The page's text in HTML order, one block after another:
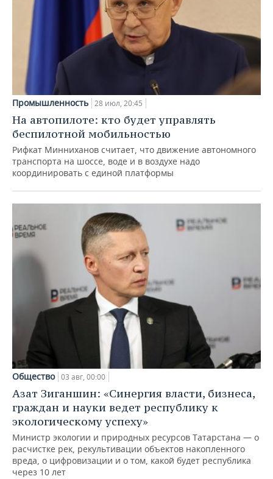
Промышленность 28 июл, 20:45
На автопилоте: кто будет управлять
беспилотной мобильностью
Рифкат Минниханов считает, что движение автономного
транспорта на шоссе, воде и в воздухе надо
координировать с единой платформы
Общество 03 авг, 00:00
Азат Зиганшин: «Синергия власти, бизнеса,
граждан и науки ведет республику к
экологическому успеху»
Министр экологии и природных ресурсов Татарстана — о
расчистке рек, рекультивации объектов накопленного
вреда, о цифровизации и о том, какой будет республика
через 10 лет